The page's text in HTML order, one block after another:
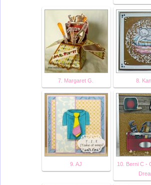
7. Margaret G. 8.
9. AJ
10. Berni C -